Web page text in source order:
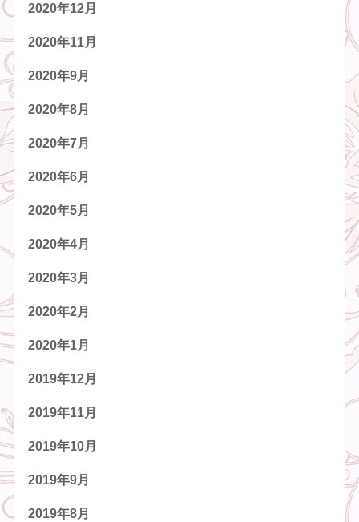
2020年12月
2020年11月
2020年9月
2020年8月
2020年7月
2020年6月
2020年5月
2020年4月
2020年3月
2020年2月
2020年1月
2019年12月
2019年11月
2019年10月
2019年9月
2019年8月